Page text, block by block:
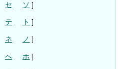
セ ソ ]
テ ト ]
ネ ノ ]
へ ホ ]